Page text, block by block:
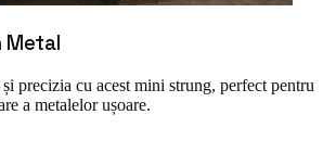
Metal
precizia cu acest mini strung, perfect pentru
a metalelor ușoare.